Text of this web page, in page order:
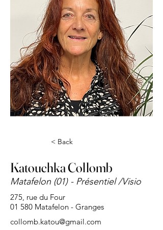
< Back
Katouchka Collomb
Matafelon (01) - Présentiel /Visio
275, rue du Four
01 580 Matafelon - Granges
collomb.katou@gmail.com